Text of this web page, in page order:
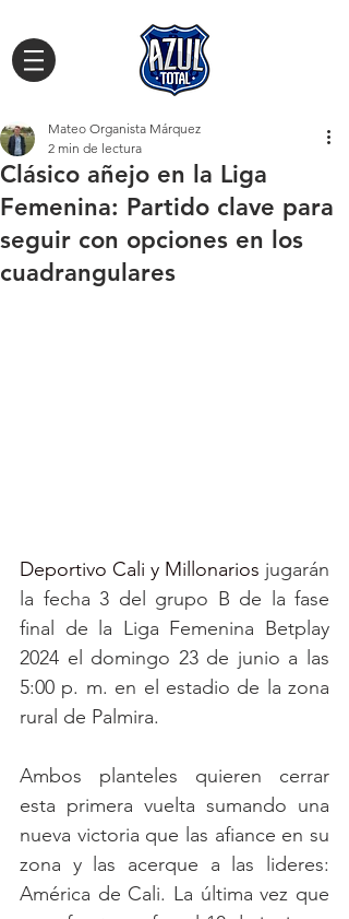
Clásico añejo en la Liga
Femenina: Partido clave para
seguir con opciones en los
cuadrangulares
Mateo Organista Márquez
2 min de lectura
Deportivo Cali y Millonarios jugarán
la fecha 3 del grupo B de la fase
final de la Liga Femenina Betplay
2024 el domingo 23 de junio a las
5:00 p. m. en el estadio de la zona
rural de Palmira.
Ambos planteles quieren cerrar
esta primera vuelta sumando una
nueva victoria que las afiance en su
zona y las acerque a las lideres:
América de Cali. La última vez que